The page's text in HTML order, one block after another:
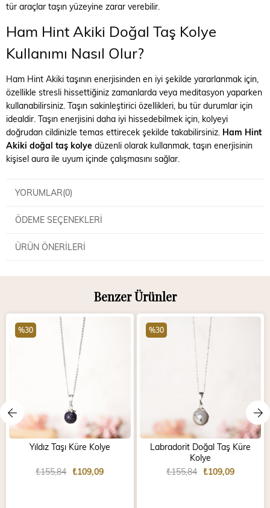
tür araçlar taşın yüzeyine zarar verebilir.
Ham Hint Akiki Doğal Taş Kolye
Kullanımı Nasıl Olur?
Ham Hint Akiki taşının enerjisinden en iyi şekilde yararlanmak için,
özellikle stresli hissettiğiniz zamanlarda veya meditasyon yaparken
kullanabilirsiniz. Taşın sakinleştirici özellikleri, bu tür durumlar için
idealdir. Taşın enerjisini daha iyi hissedebilmek için, kolyeyi
doğrudan cildinizle temas ettirecek şekilde takabilirsiniz. Ham Hint
Akiki doğal taş kolye düzenli olarak kullanmak, taşın enerjisinin
kişisel aura ile uyum içinde çalışmasını sağlar.
YORUMLAR(0)
ÖDEME SEÇENEKLERI
ÜRÜN ÖNERILERI
Benzer Ürünler
Yıldız Taşı Küre Kolye
₺109,09
₺155,84
%30
Labradorit Doğal Taş Küre
Kolye
₺109,09
₺155,84
%30